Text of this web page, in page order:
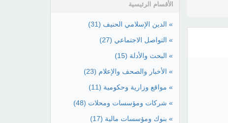
الأقسام الرئيسية
» الدين الإسلامي الحنيف (31)
» التواصل الاجتماعي (27)
» البحث والأدلة (15)
» الأخبار والصحف والإعلام (23)
» مواقع وزارية وحكومية (11)
» شركات ومؤسسات ومحلات (48)
» بنوك ومؤسسات مالية (17)